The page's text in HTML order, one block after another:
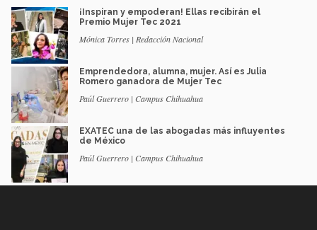
¡Inspiran y empoderan! Ellas recibirán el
Premio Mujer Tec 2021
Mónica Torres | Redacción Nacional
Emprendedora, alumna, mujer. Así es Julia
Romero ganadora de Mujer Tec
Paúl Guerrero | Campus Chihuahua
EXATEC una de las abogadas más influyentes
de México
Paúl Guerrero | Campus Chihuahua